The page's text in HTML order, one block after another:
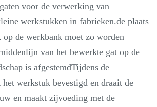
voor de verwerking van
werkstukken in fabrieken.de plaats
de werkbank moet zo worden
van het bewerkte gat op de
is afgestemdTijdens de
werkstuk bevestigd en draait de
en maakt zijvoeding met de